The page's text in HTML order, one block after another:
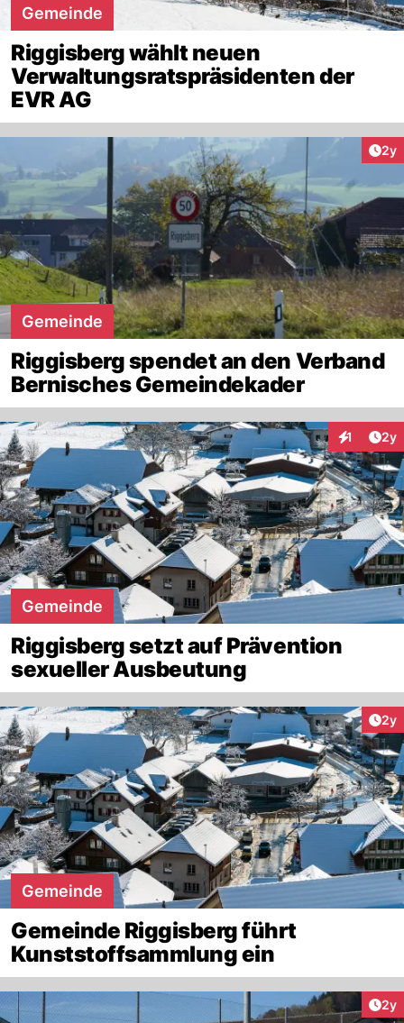
Gemeinde
Riggisberg wählt neuen
Verwaltungsratspräsidenten der
EVR AG
2y
Gemeinde
Riggisberg spendet an den Verband
Bernisches Gemeindekader
1 2y
Gemeinde
Riggisberg setzt auf Prävention
sexueller Ausbeutung
2y
Gemeinde
Gemeinde Riggisberg führt
Kunststoffsammlung ein
2y